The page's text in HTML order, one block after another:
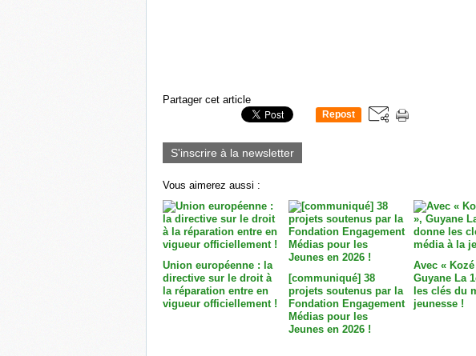
Partager cet article
Repost
S'inscrire à la newsletter
Vous aimerez aussi :
Union européenne : la
directive sur le droit à
la réparation entre en
vigueur officiellement !
[communiqué] 38
projets soutenus par la
Fondation Engagement
Médias pour les
Jeunes en 2026 !
Avec «
Guyane La
les clés du
jeunesse !